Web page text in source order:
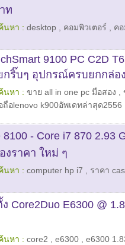
ท
นหา : desktop คอมพิวเตอร์
ค
9100 PC C2D
กริ๊บๆ อุปกรณ์ครบยกกล่อ
นหา : ขาย all in one pc มือสอง
ถือlenovo k900อัพเดทล่าสุด2556
8100 - Core i7 870 2.93
งราคา ใหม่ ๆ
นหา : computer hp i7
ราคา
Core2Duo E6300 @
นหา : core2 e6300 e6300